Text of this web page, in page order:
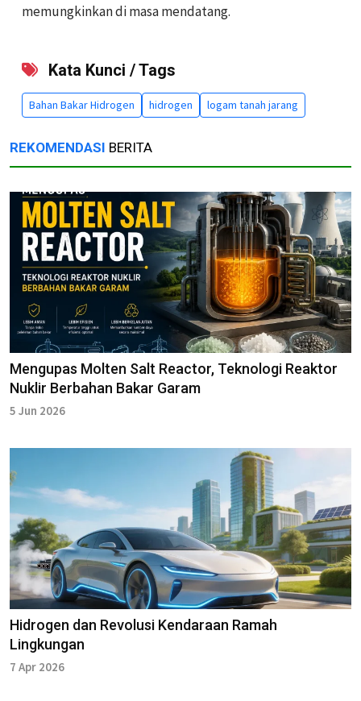
memungkinkan di masa mendatang.
Kata Kunci / Tags
Bahan Bakar Hidrogen hidrogen logam tanah jarang
REKOMENDASI BERITA
Mengupas Molten Salt Reactor, Teknologi Reaktor
Nuklir Berbahan Bakar Garam
5 Jun 2026
Hidrogen dan Revolusi Kendaraan Ramah
Lingkungan
7 Apr 2026